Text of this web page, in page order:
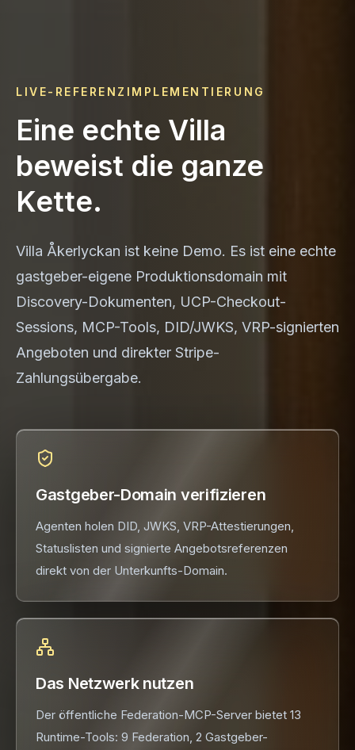
LIVE-REFERENZIMPLEMENTIERUNG
Eine echte Villa
beweist die ganze
Kette.
Villa Åkerlyckan ist keine Demo. Es ist eine echte
gastgeber-eigene Produktionsdomain mit
Discovery-Dokumenten, UCP-Checkout-
Sessions, MCP-Tools, DID/JWKS, VRP-signierten
Angeboten und direkter Stripe-
Zahlungsübergabe.
Gastgeber-Domain verifizieren
Agenten holen DID, JWKS, VRP-Attestierungen,
Statuslisten und signierte Angebotsreferenzen
direkt von der Unterkunfts-Domain.
Das Netzwerk nutzen
Der öffentliche Federation-MCP-Server bietet 13
Runtime-Tools: 9 Federation, 2 Gastgeber-